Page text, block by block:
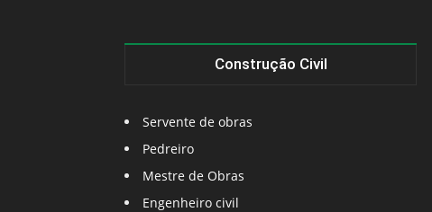
Construção Civil
Servente de obras
Pedreiro
Mestre de Obras
Engenheiro civil